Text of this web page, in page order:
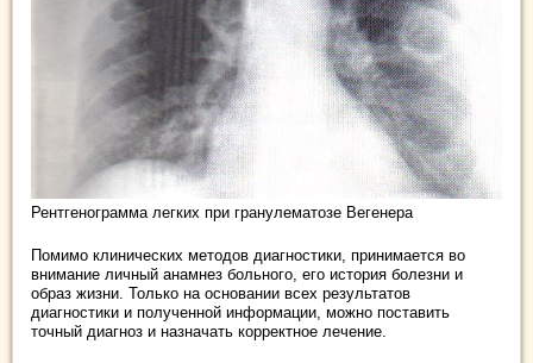
Рентгенограмма легких при гранулематозе Вегенера
Помимо клинических методов диагностики, принимается во
внимание личный анамнез больного, его история болезни и
образ жизни. Только на основании всех результатов
диагностики и полученной информации, можно поставить
точный диагноз и назначать корректное лечение.